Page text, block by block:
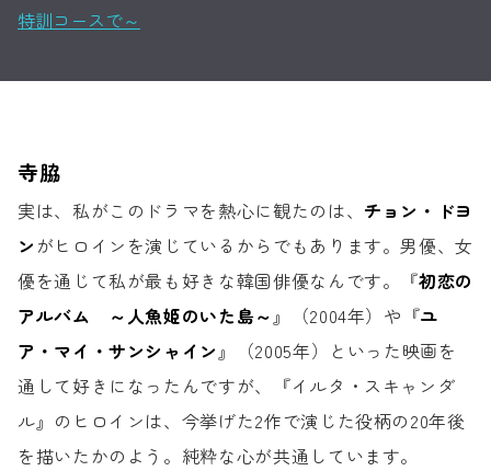
特訓コースで～
寺脇
実は、私がこのドラマを熱心に観たのは、 チョン・ドヨ
ン がヒロインを演じているからでもあります。男優、女
優を通じて私が最も好きな韓国俳優なんです。 『初恋の
アルバム ～人魚姫のいた島～』（2004年）や 『ユ
ア・マイ・サンシャイン』（2005年）といった映画を
通して好きになったんですが、
『イルタ・スキャンダ
ル』のヒロインは、 今挙げた2作で演じた役柄の20年後
を描いたかのよう。 純粋な心が共通しています。